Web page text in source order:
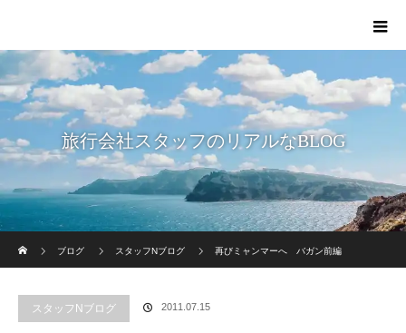
旅行会社スタッフのリアルなBLOG
ブログ
スタッフNブログ 再びミャンマーへ バガン前編
スタッフNブログ 2011.07.15